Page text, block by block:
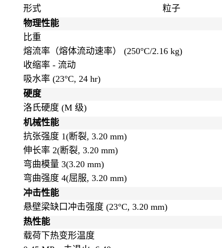
形式
粒子
物理性能
比重
熔流率（熔体流动速率） (250°C/2.16 kg)
收缩率 - 流动
吸水率 (23°C, 24 hr)
硬度
洛氏硬度 (M 级)
机械性能
抗张强度 1(断裂, 3.20 mm)
伸长率 2(断裂, 3.20 mm)
弯曲模量 3(3.20 mm)
弯曲强度 4(屈服, 3.20 mm)
冲击性能
悬壁梁缺口冲击强度 (23°C, 3.20 mm)
热性能
载荷下热变形温度